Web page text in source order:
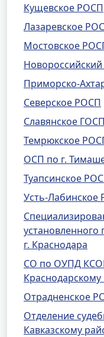
Кущевское РОСП
Лазаревское
Мостовское
Приморско-
Северское РОСП
Славянское ГОСП
Темрюкское
ОСП по г.
Туапсинское
Усть-Лабинское
установленного
г. Краснодара
СО по ОУПД
Отрадненское
Отделение
Кавказскому